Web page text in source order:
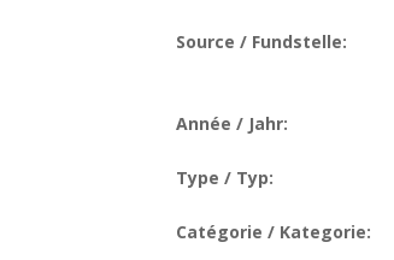
Source / Fundstelle:
Année / Jahr:
Type / Typ:
Catégorie / Kategorie: